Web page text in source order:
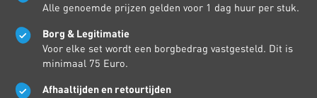
Alle genoemde prijzen gelden voor 1 dag huur per stuk.
Borg & Legitimatie
Voor elke set wordt een borgbedrag vastgesteld. Dit is
minimaal 75 Euro.
Afhaaltijden en retourtijden